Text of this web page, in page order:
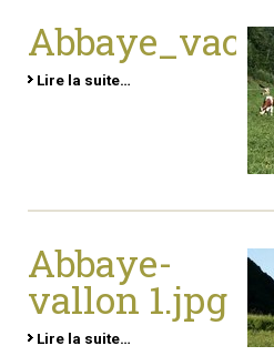
Lire la suite…
Abbaye-
vallon 1.jpg
Lire la suite…